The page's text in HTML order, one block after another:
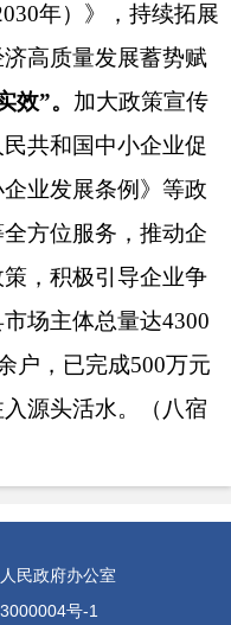
年）》，持续拓展
高质量发展蓄势赋
效”。 加大政策宣传
共和国中小企业促
业发展条例》等政
方位服务，推动企
，积极引导企业争
场主体总量达4300
户，已完成500万元
源头活水。
（八宿
民政府办公室
号-1